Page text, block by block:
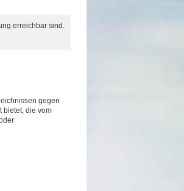
erreichbar sind.
gegen
bietet, die vom